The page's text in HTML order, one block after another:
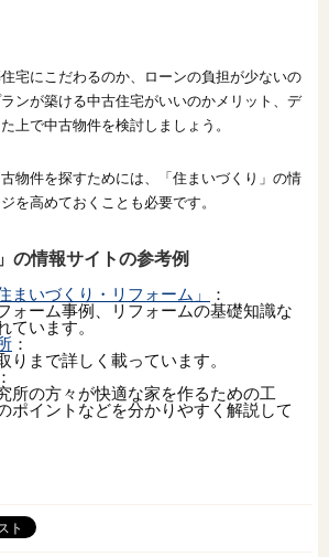
宅にこだわるのか、ローンの負担が少ないの
ンが築ける中古住宅がいいのかメリット、デ
上で中古物件を検討しましょう。
物件を探すためには、「住まいづくり」の情
を高めておくことも必要です。
の情報サイトの参考例
住まいづくり・リフォーム」
：
ォーム事例、リフォームの基礎知識な
ています。
：
りまで詳しく載っています。
：
所の方々が快適な家を作るための工
ポイントなどを分かりやすく解説して